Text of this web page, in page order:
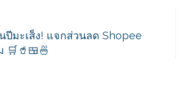
ปีมะเส็ง! แจกส่วนลด Shopee